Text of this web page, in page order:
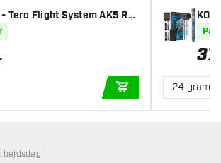
Tero Flight System AK5 Ro
- Green
TILFØJ TIL KURV
På
24 gram